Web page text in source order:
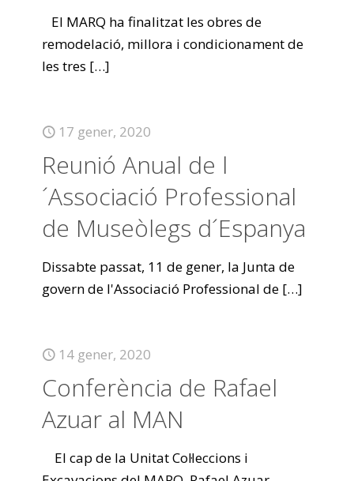
El MARQ ha finalitzat les obres de
remodelació, millora i condicionament de
les tres […]
17 gener, 2020
Reunió Anual de l
´Associació Professional
de Museòlegs d´Espanya
Dissabte passat, 11 de gener, la Junta de
govern de l'Associació Professional de […]
14 gener, 2020
Conferència de Rafael
Azuar al MAN
El cap de la Unitat Col·leccions i